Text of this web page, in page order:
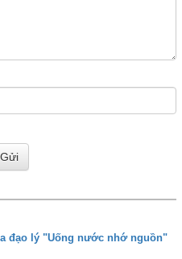
Gửi
đạo lý "Uống nước nhớ nguồn"